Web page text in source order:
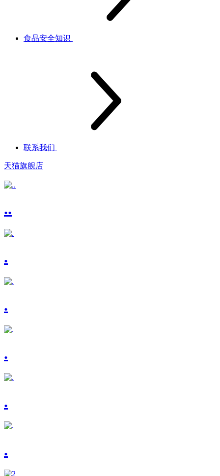
食品安全知识
联系我们
天猫旗舰店
..
.
.
.
.
.